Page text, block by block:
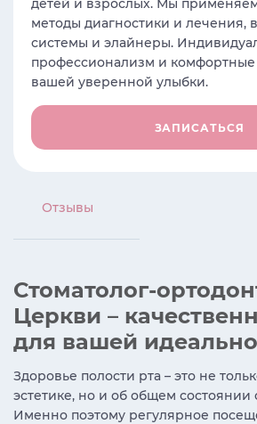
детей и взрослых. Мы
методы диагностики и лечения,
системы и элайнеры.
профессионализм и комфортные
вашей уверенной улыбки.
ЗАПИСАТЬСЯ
Отзывы
Стоматолог-
Церкви –
для вашей
Здоровье полости рта – это не
эстетике, но и об общем состоянии
Именно поэтому регулярное